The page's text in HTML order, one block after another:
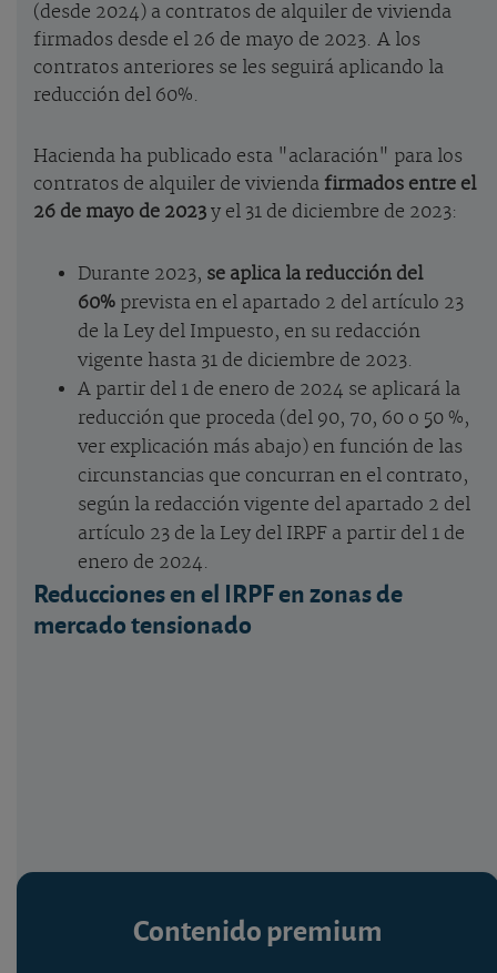
(desde 2024) a contratos de alquiler de vivienda
firmados desde el 26 de mayo de 2023. A los
contratos anteriores se les seguirá aplicando la
reducción del 60%.
Hacienda ha publicado esta "aclaración" para los
contratos de alquiler de vivienda firmados entre el
26 de mayo de 2023 y el 31 de diciembre de 2023:
Durante 2023, se aplica la reducción del
60% prevista en el apartado 2 del artículo 23
de la Ley del Impuesto, en su redacción
vigente hasta 31 de diciembre de 2023.
A partir del 1 de enero de 2024 se aplicará la
reducción que proceda (del 90, 70, 60 o 50 %,
ver explicación más abajo) en función de las
circunstancias que concurran en el contrato,
según la redacción vigente del apartado 2 del
artículo 23 de la Ley del IRPF a partir del 1 de
enero de 2024.
Reducciones en el IRPF en zonas de
mercado tensionado
Contenido premium